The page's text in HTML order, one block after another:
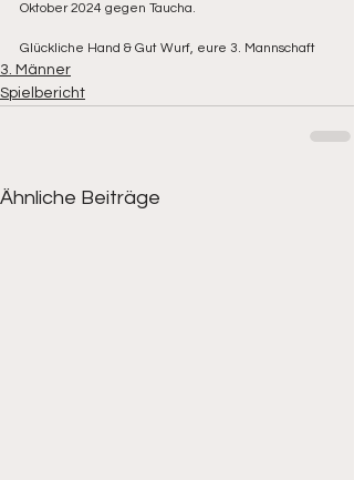
Oktober 2024 gegen Taucha.
Glückliche Hand & Gut Wurf, eure 3. Mannschaft
3. Männer
Spielbericht
Ähnliche Beiträge